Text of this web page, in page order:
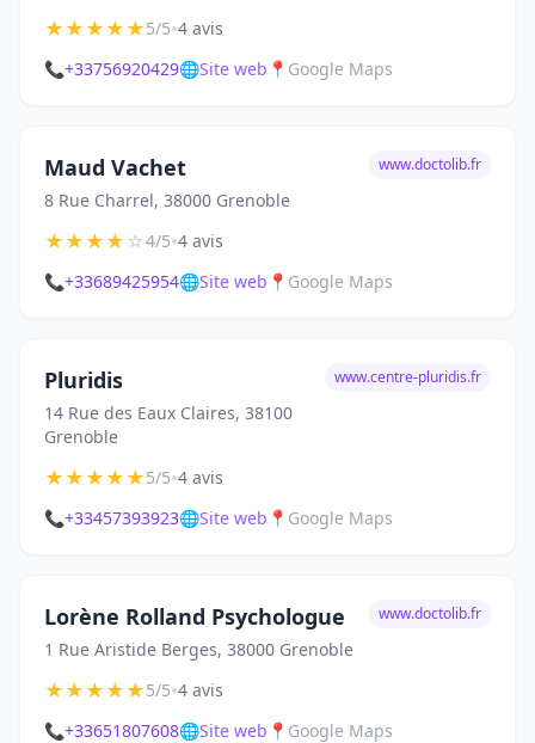
★★★★★5/5•4 avis
📞+33756920429🌐Site web 📍 Google Maps
Maud Vachet
8 Rue Charrel, 38000 Grenoble
www.doctolib.fr
★★★★☆4/5•4 avis
📞+33689425954🌐Site web 📍 Google Maps
Pluridis
14 Rue des Eaux Claires, 38100
Grenoble
www.centre-pluridis.fr
★★★★★5/5•4 avis
📞+33457393923🌐Site web 📍 Google Maps
Lorène Rolland Psychologue
1 Rue Aristide Berges, 38000 Grenoble
www.doctolib.fr
★★★★★5/5•4 avis
📞+33651807608🌐Site web 📍 Google Maps